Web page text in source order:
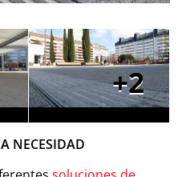
2
NECESIDAD